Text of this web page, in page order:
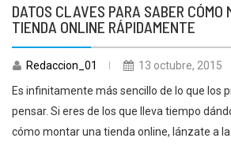
DATOS CLAVES PARA SABER CÓMO
TIENDA ONLINE RÁPIDAMENTE
Redaccion_01
13 octubre, 2015
Es infinitamente más sencillo de lo que los
pensar. Si eres de los que lleva tiempo
cómo montar una tienda online, lánzate a la...